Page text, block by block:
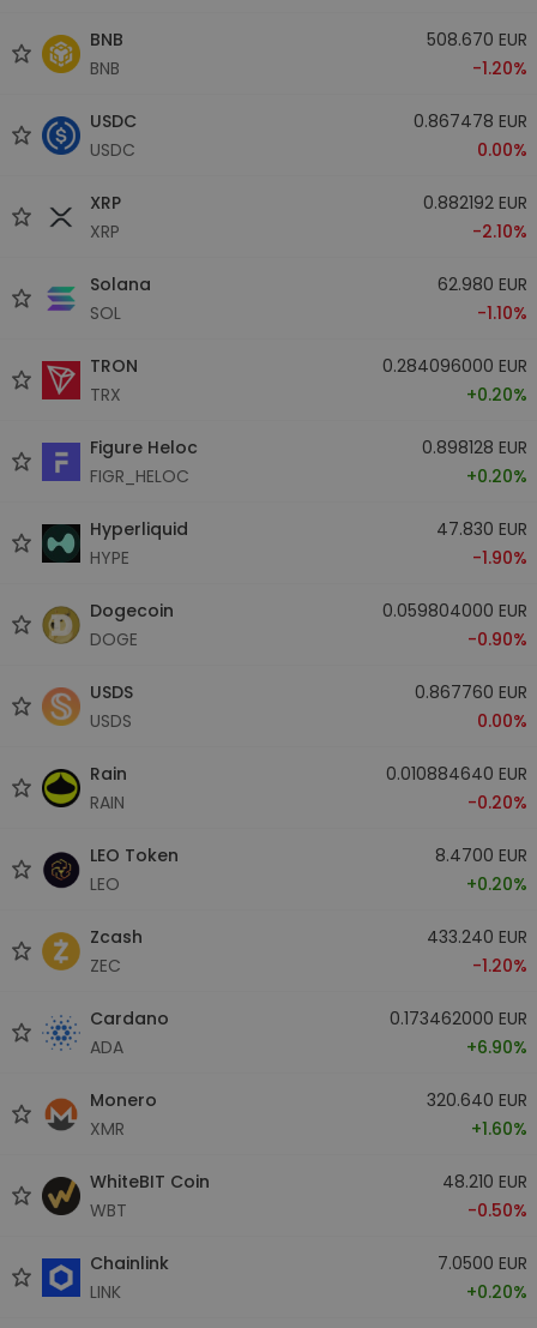
BNB
BNB
508.670 EUR
-1.20%
USDC
USDC
0.867478 EUR
0.00%
XRP
XRP
0.882192 EUR
-2.10%
Solana
SOL
62.980 EUR
-1.10%
TRON
TRX
0.284096000 EUR
+0.20%
Figure Heloc
FIGR_HELOC
0.898128 EUR
+0.20%
Hyperliquid
HYPE
47.830 EUR
-1.90%
Dogecoin
DOGE
0.059804000 EUR
-0.90%
USDS
USDS
0.867760 EUR
0.00%
Rain
RAIN
0.010884640 EUR
-0.20%
LEO Token
LEO
8.4700 EUR
+0.20%
Zcash
ZEC
433.240 EUR
-1.20%
Cardano
ADA
0.173462000 EUR
+6.90%
Monero
XMR
320.640 EUR
+1.60%
WhiteBIT Coin
WBT
48.210 EUR
-0.50%
Chainlink
LINK
7.0500 EUR
+0.20%